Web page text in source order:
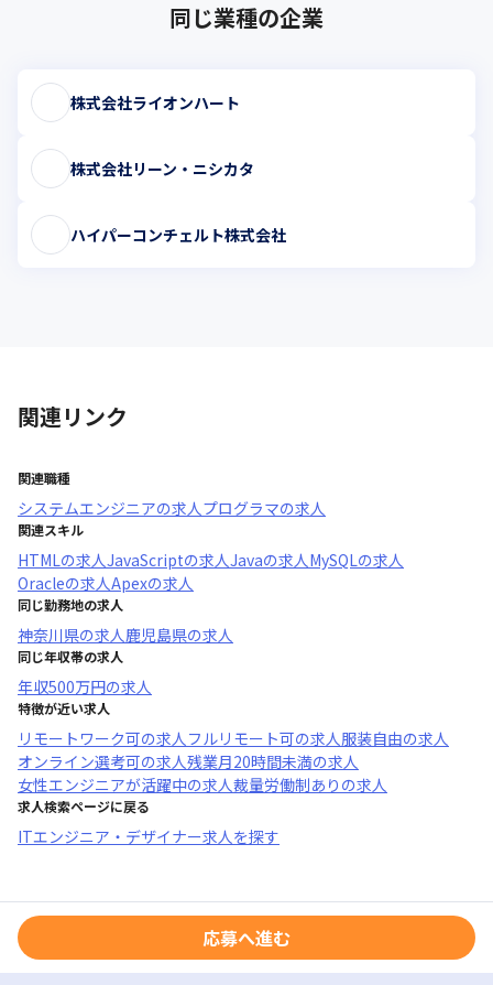
同じ業種の企業
株式会社ライオンハート
株式会社リーン・ニシカタ
ハイパーコンチェルト株式会社
関連リンク
関連職種
システムエンジニアの求人プログラマの求人
関連スキル
HTMLの求人JavaScriptの求人Javaの求人MySQLの求人
Oracleの求人Apexの求人
同じ勤務地の求人
神奈川県の求人鹿児島県の求人
同じ年収帯の求人
年収500万円の求人
特徴が近い求人
リモートワーク可の求人フルリモート可の求人服装自由の求人
オンライン選考可の求人残業月20時間未満の求人
女性エンジニアが活躍中の求人裁量労働制あり の求人
求人検索ページに戻る
ITエンジニア・デザイナー求人を探す
応募へ進む